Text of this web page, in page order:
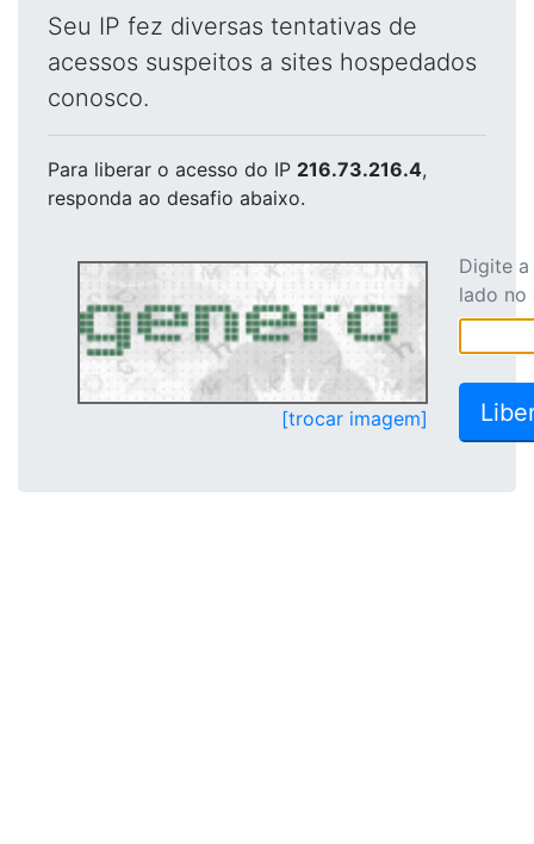
Seu IP fez diversas tentativas de
acessos suspeitos a sites hospedados
conosco.
Para liberar o acesso do IP 216.73.216.4,
responda ao desafio abaixo.
[trocar imagem]
Digite
lado no